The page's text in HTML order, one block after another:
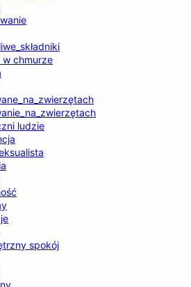
w chmurze
ludzie
spokój